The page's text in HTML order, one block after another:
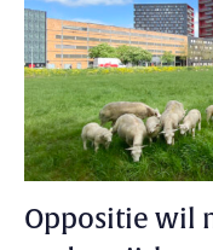
Oppositie wil